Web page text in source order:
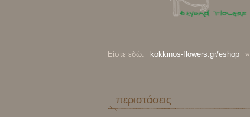
Είστε εδώ: kokkinos-flowers.gr/eshop »
περιστάσεις